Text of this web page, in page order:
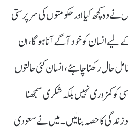
وہ کچھ کیا اور حکومتوں کی سرپرستی
انسان کو خود آگے آنا ہو گا، ان
حال رکھنا چاہئے ، انسان کئی حالتوں
کمزوری نہیں بلکہ شکری سمجھنا
کا حصہ بنا لیں۔ میں نے سعودی